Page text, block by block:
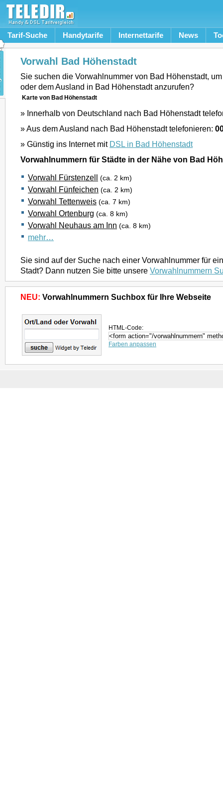
Tarif-Suche Handytarife Internettarife News
Vorwahl Bad Höhenstadt
Sie suchen die Vorwahlnummer von Bad Höhenstadt,
oder dem Ausland in Bad Höhenstadt anzurufen?
Karte von Bad Höhenstadt
» Innerhalb von Deutschland nach Bad Höhenstadt
» Aus dem Ausland nach Bad Höhenstadt telefonieren:
» Günstig ins Internet mit DSL in Bad Höhenstadt
Vorwahlnummern für Städte in der Nähe von Bad
Vorwahl Fürstenzell (ca. 2 km)
Vorwahl Fünfeichen (ca. 2 km)
Vorwahl Tettenweis (ca. 7 km)
Vorwahl Ortenburg (ca. 8 km)
Vorwahl Neuhaus am Inn (ca. 8 km)
mehr…
Sie sind auf der Suche nach einer Vorwahlnummer für
Stadt? Dann nutzen Sie bitte unsere Vorwahlnummern
NEU: Vorwahlnummern Suchbox für Ihre Webseite
HTML-Code:
Farben anpassen